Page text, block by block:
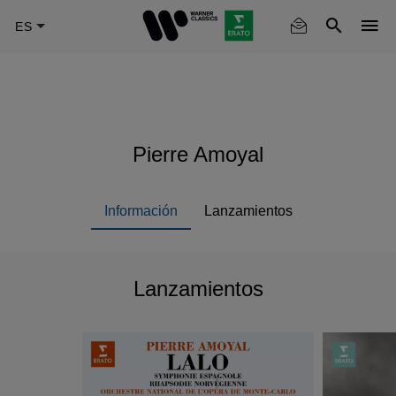
Pierre Amoyal
Información Lanzamientos
Lanzamientos